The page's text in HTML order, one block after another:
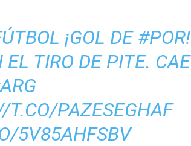
¡GOL DE #POR!
EL TIRO DE PITE. CAE
T.CO/PAZESEGHAF
5V85AHFSBV